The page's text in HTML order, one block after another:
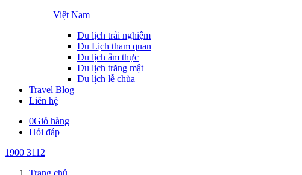
Việt Nam
Du lịch trải nghiệm
Du Lịch tham quan
Du lịch ẩm thực
Du lịch trăng mật
Du lịch lễ chùa
Travel Blog
Liên hệ
0Giỏ hàng
Hỏi đáp
1900 3112
Trang chủ